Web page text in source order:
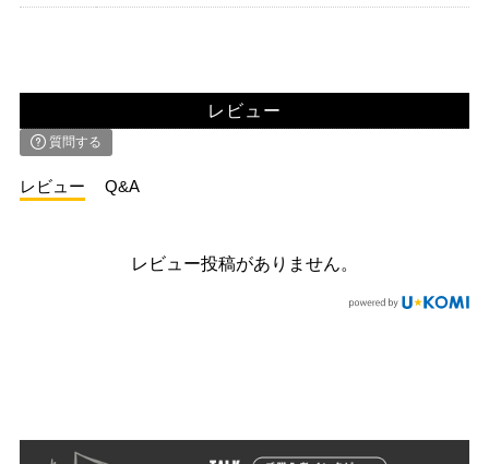
レビュー
質問する
レビュー Q&A
レビュー投稿がありません。